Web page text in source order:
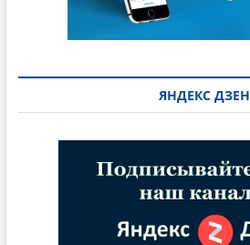
ЯНДЕКС ДЗЕН